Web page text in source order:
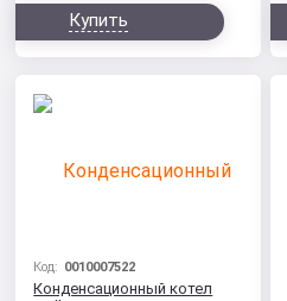
Купить
Код: 0010007522
Конденсационный котел